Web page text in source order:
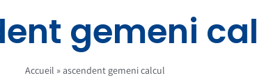
gemeni
Accueil »ascendent gemeni calcul